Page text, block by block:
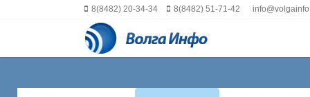
8(8482) 20-34-34 8(8482) 51-71-42